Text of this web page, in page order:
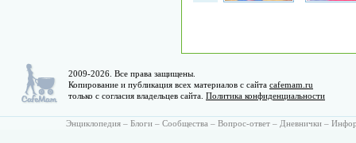
2009-2026. Все права защищены.
Копирование и публикация всех материалов с сайта cafemam.ru
только с согласия владельцев сайта. Политика конфиденциальности
Энциклопедия – Блоги – Сообщества – Вопрос-ответ – Дневнички –